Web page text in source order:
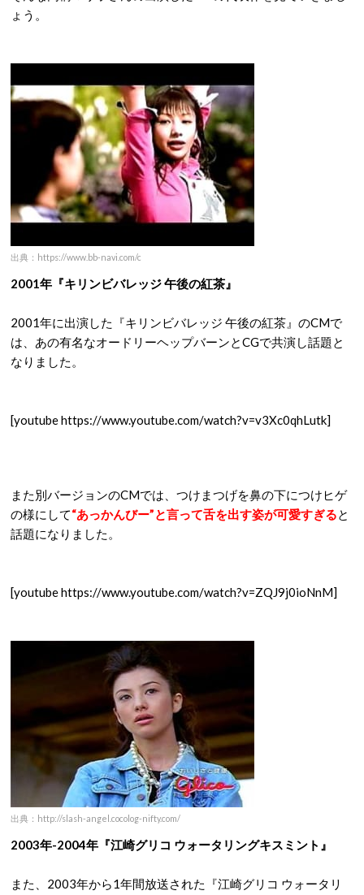
ょう。
出典：https://www.bb-navi.com/c
2001年『キリンビバレッジ 午後の紅茶』
2001年に出演した『キリンビバレッジ 午後の紅茶』のCMで
は、あの有名なオードリーヘップバーンとCGで共演し話題と
なりました。
[youtube https://www.youtube.com/watch?v=v3Xc0qhLutk]
また別バージョンのCMでは、つけまつげを鼻の下につけヒゲ
の様にして“あっかんびー”と言って舌を出す姿が可愛すぎると
話題になりました。
[youtube https://www.youtube.com/watch?v=ZQJ9j0ioNnM]
出典：http://slash-angel.cocolog-nifty.com/
2003年-2004年『江崎グリコ ウォータリングキスミント』
また、2003年から1年間放送された『江崎グリコ ウォータリ